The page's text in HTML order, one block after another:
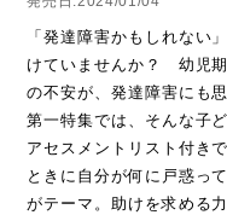
「発達障害かもしれない
けていませんか？ 幼児
の不安が、発達障害にも
第一特集では、そんな子
アセスメントリスト付き
ときに自分が何に戸惑っ
がテーマ。助けを求める